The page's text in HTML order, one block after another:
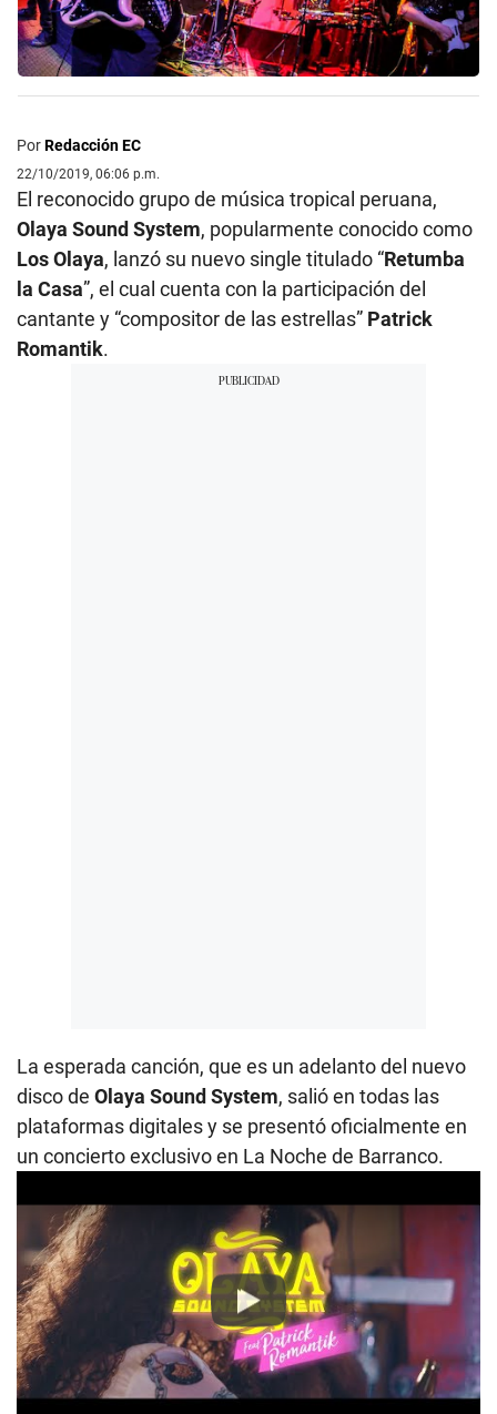
PorRedacción EC
22/10/2019, 06:06 p.m.
El reconocido grupo de música tropical peruana,
Olaya Sound System, popularmente conocido como
Los Olaya, lanzó su nuevo single titulado “Retumba
la Casa”, el cual cuenta con la participación del
cantante y “compositor de las estrellas” Patrick
Romantik.
La esperada canción, que es un adelanto del nuevo
disco de Olaya Sound System, salió en todas las
plataformas digitales y se presentó oficialmente en
un concierto exclusivo en La Noche de Barranco.
Play